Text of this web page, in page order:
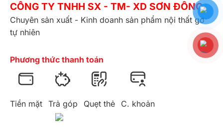
CÔNG TY TNHH SX - TM- XD SƠN ĐÔNG
Chuyên sản xuất - Kinh doanh sản phẩm nội thất gỗ
tự nhiên
Phương thức thanh toán
Tiền mặt Trả góp Quẹt thẻ C. khoản